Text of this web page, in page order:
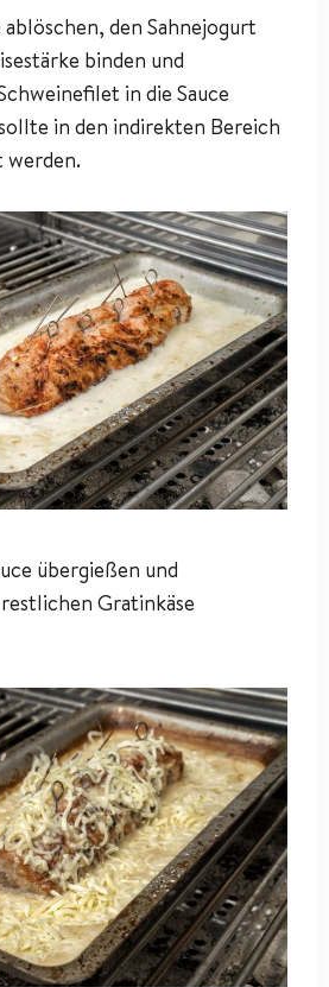
den Sahnejogurt
binden und
in die Sauce
in den indirekten Bereich
werden.
übergießen und
Gratinkäse